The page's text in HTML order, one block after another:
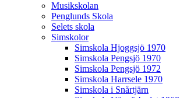
Musikskolan
Penglunds Skola
Selets skola
Simskolor
Simskola Hjoggsjö 1970
Simskola Pengsjö 1970
Simskola Pengsjö 1972
Simskola Harrsele 1970
Simskola i Snårtjärn